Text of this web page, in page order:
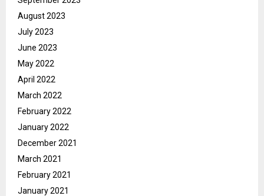
August 2023
July 2023
June 2023
May 2022
April 2022
March 2022
February 2022
January 2022
December 2021
March 2021
February 2021
January 2021